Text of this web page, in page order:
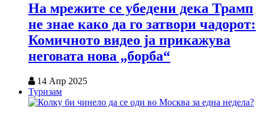
На мрежите се убедени дека Трамп
не знае како да го затвори чадорот:
Комичното видео ја прикажува
неговата нова „борба“
14 Апр 2025
Туризам